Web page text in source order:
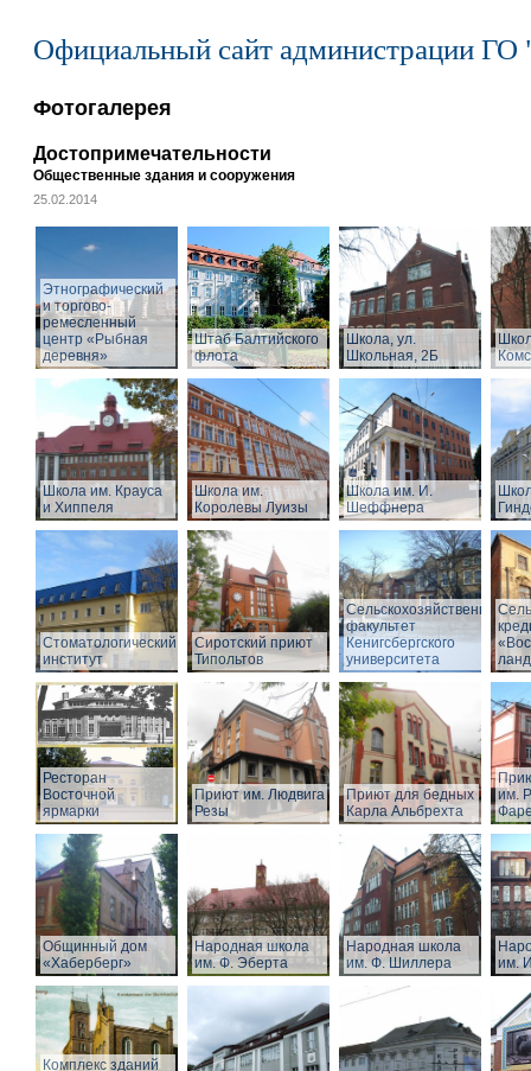
Официальный сайт администрации ГО
Фотогалерея
Достопримечательности
Общественные здания и сооружения
25.02.2014
Этнографический
и торгово-
ремесленный
центр «Рыбная
деревня»
Штаб Балтийского
флота
Школа, ул.
Школьная, 2Б
Школа им. Крауса
и Хиппеля
Школа им.
Королевы Луизы
Школа им. И.
Шеффнера
Стоматологический
институт
Сиротский приют
Типольтов
Сельскохозяйственный
факультет
Кенигсбергского
университета
Ресторан
Восточной
ярмарки
Приют им. Людвига
Резы
Приют для бедных
Карла Альбрехта
им.
Общинный дом
«Хаберберг»
Народная школа
им. Ф. Эберта
Народная школа
им. Ф. Шиллера
им.
Комплекс зданий